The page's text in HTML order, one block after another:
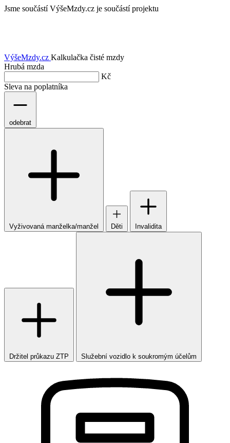
Jsme součástí VýšeMzdy.cz je součástí projektu
VýšeMzdy.cz Kalkulačka čisté mzdy
Hrubá mzda
Kč
Sleva na poplatníka
odebrat
Vyživovaná manželka/manžel Děti Invalidita
Držitel průkazu ZTP Služební vozidlo k soukromým účelům